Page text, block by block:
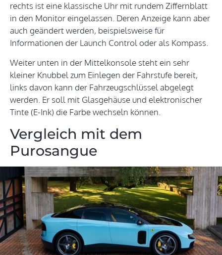
rechts ist eine klassische Uhr mit rundem Ziffernblatt
in den Monitor eingelassen. Deren Anzeige kann aber
auch geändert werden, beispielsweise für
Informationen der Launch Control oder als Kompass.
Weiter unten in der Mittelkonsole steht ein sehr
kleiner Knubbel zum Einlegen der Fahrstufe bereit,
links davon kann der Fahrzeugschlüssel abgelegt
werden. Er soll mit Glasgehäuse und elektronischer
Tinte (E-Ink) die Farbe wechseln können.
Vergleich mit dem
Purosangue